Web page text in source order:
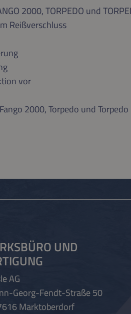
2000, TORPEDO und
Reißverschluss
vor
2000, Torpedo und
UND
AG
Georg-Fendt-Straße 50
Marktoberdorf